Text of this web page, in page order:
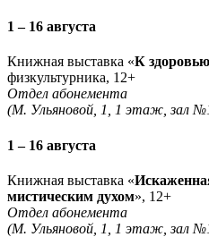
1 – 16 августа
Книжная выставка «К
физкультурника, 12+
Отдел абонемента
(М. Ульяновой, 1, 1 этаж, зал
1 – 16 августа
Книжная выставка «
мистическим духом», 12+
Отдел абонемента
(М. Ульяновой, 1, 1 этаж, зал